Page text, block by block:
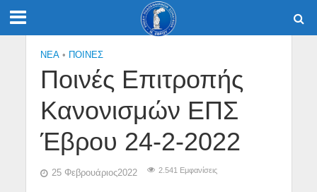
NEA • ΠΟΙΝΕΣ
Ποινές Επιτροπής
Κανονισμών ΕΠΣ
Έβρου 24-2-2022
25 Φεβρουάριος2022 2.541 Εμφανίσεις